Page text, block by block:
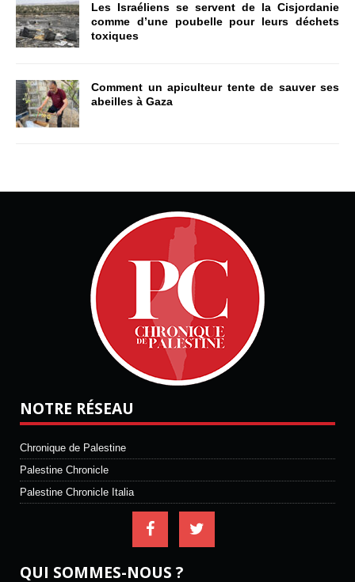
Les Israéliens se servent de la Cisjordanie
comme d’une poubelle pour leurs déchets
toxiques
Comment un apiculteur tente de sauver ses
abeilles à Gaza
NOTRE RÉSEAU
Chronique de Palestine
Palestine Chronicle
Palestine Chronicle Italia
QUI SOMMES-NOUS ?